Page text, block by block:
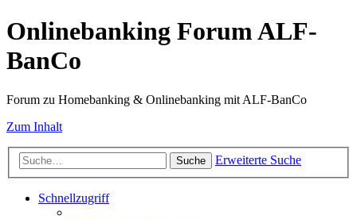
Onlinebanking Forum ALF-
BanCo
Forum zu Homebanking & Onlinebanking mit ALF-BanCo
Zum Inhalt
Suche Erweiterte Suche
Schnellzugriff